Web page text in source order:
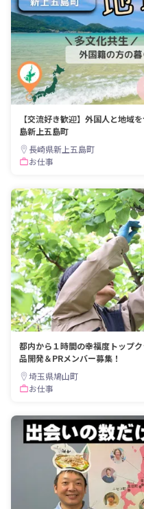
【交流好き歓迎】外国人と地域
島新上五島町
長崎県新上五島町
お仕事
都内から１時間の幸福度トップ
品開発＆PRメンバー募集！
埼玉県鳩山町
お仕事